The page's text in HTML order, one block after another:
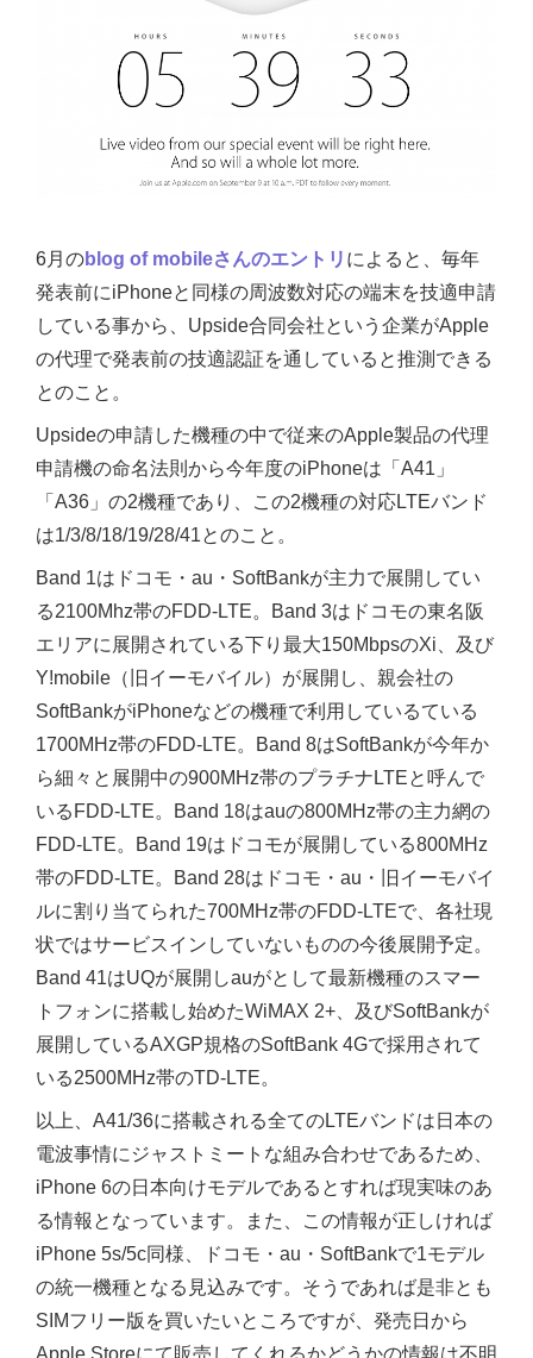
6月のblog of mobileさんのエントリ によると、毎年
発表前にiPhoneと同様の周波数対応の端末を技適申請
している事から、Upside合同会社という企業がApple
の代理で発表前の技適認証を通していると推測できる
とのこと。
Upsideの申請した機種の中で従来のApple製品の代理
申請機の命名法則から今年度のiPhoneは「A41」
「A36」の2機種であり、この2機種の対応LTEバンド
は1/3/8/18/19/28/41とのこと。
Band 1はドコモ・au・SoftBankが主力で展開してい
る2100Mhz帯のFDD-LTE。Band 3はドコモの東名阪
エリアに展開されている下り最大150MbpsのXi、及び
Y!mobile（旧イーモバイル）が展開し、親会社の
SoftBankがiPhoneなどの機種で利用しているている
1700MHz帯のFDD-LTE。Band 8はSoftBankが今年か
ら細々と展開中の900MHz帯のプラチナLTEと呼んで
いるFDD-LTE。Band 18はauの800MHz帯の主力網の
FDD-LTE。Band 19はドコモが展開している800MHz
帯のFDD-LTE。Band 28はドコモ・au・旧イーモバイ
ルに割り当てられた700MHz帯のFDD-LTEで、各社現
状ではサービスインしていないものの今後展開予定。
Band 41はUQが展開しauがとして最新機種のスマー
トフォンに搭載し始めたWiMAX 2+、及びSoftBankが
展開しているAXGP規格のSoftBank 4Gで採用されて
いる2500MHz帯のTD-LTE。
以上、A41/36に搭載される全てのLTEバンドは日本の
電波事情にジャストミートな組み合わせであるため、
iPhone 6の日本向けモデルであるとすれば現実味のあ
る情報となっています。また、この情報が正しければ
iPhone 5s/5c同様、ドコモ・au・SoftBankで1モデル
の統一機種となる見込みです。そうであれば是非とも
SIMフリー版を買いたいところですが、発売日から
Apple Storeにて販売してくれるかどうかの情報は不明